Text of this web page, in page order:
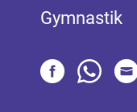
Gymnastik